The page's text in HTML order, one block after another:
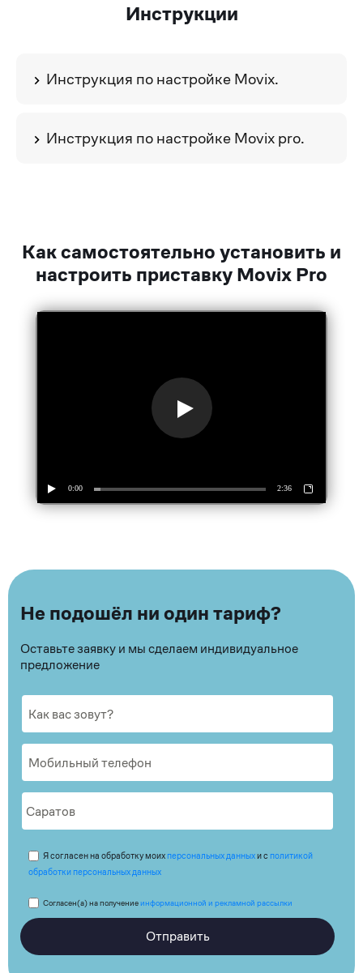
Инструкции
Инструкция по настройке Movix.
Инструкция по настройке Movix pro.
Как самостоятельно установить и
настроить приставку Movix Pro
0:00 2:36
Не подошёл ни один тариф?
Оставьте заявку и мы сделаем индивидуальное
предложение
Я согласен на обработку моих персональных данныхи с политикой
обработки персональных данных
Согласен(а) на получениеинформационной и рекламной рассылки
Отправить